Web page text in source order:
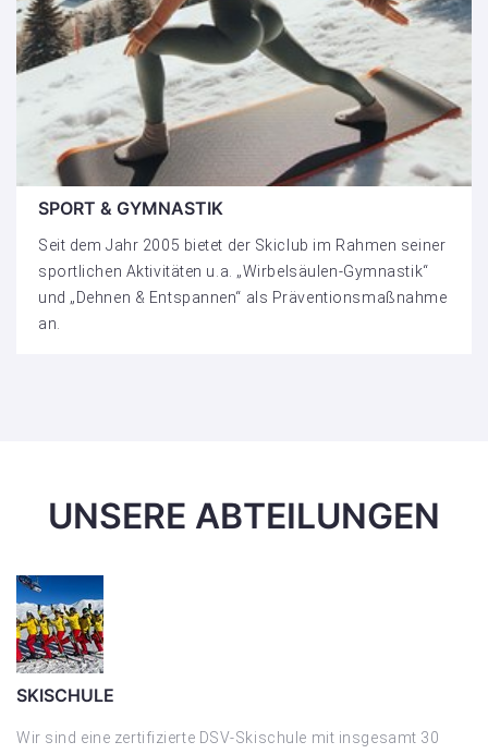
SPORT & GYMNASTIK
Seit dem Jahr 2005 bietet der Skiclub im Rahmen seiner
sportlichen Aktivitäten u.a. „Wirbelsäulen-Gymnastik“
und „Dehnen & Entspannen“ als Präventionsmaßnahme
an.
UNSERE ABTEILUNGEN
SKISCHULE
Wir sind eine zertifizierte DSV-Skischule mit insgesamt 30